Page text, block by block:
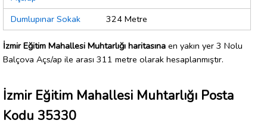
Dumlupınar Sokak 324 Metre
İzmir Eğitim Mahallesi Muhtarlığı haritasına en yakın yer 3 Nolu
Balçova Açs/ap ile arası 311 metre olarak hesaplanmıştır.
İzmir Eğitim Mahallesi Muhtarlığı Posta
Kodu 35330